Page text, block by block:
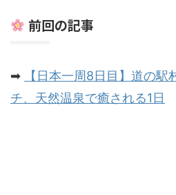
前回の記事
➡
【日本一周8日目】道の
チ、天然温泉で癒される1日